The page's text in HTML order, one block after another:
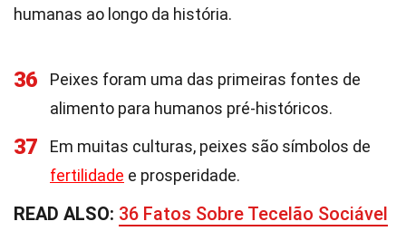
humanas ao longo da história.
36
Peixes foram uma das primeiras fontes de
alimento para humanos pré-históricos.
37
Em muitas culturas, peixes são símbolos de
fertilidade e prosperidade.
READ ALSO: 36 Fatos Sobre Tecelão Sociável